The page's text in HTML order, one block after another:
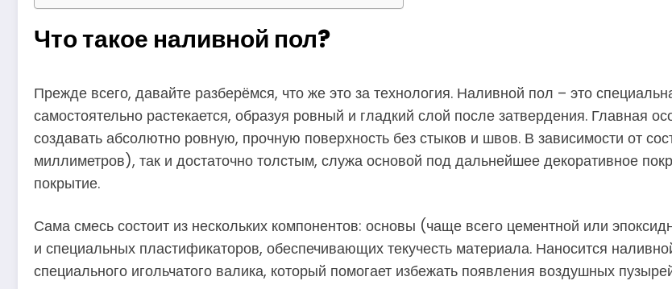
Что такое наливной пол?
Прежде всего, давайте разберёмся, что же это за технология. Наливной пол – это
самостоятельно растекается, образуя ровный и гладкий слой после затвердения. Главная
создавать абсолютно ровную, прочную поверхность без стыков и швов. В зависимости от
миллиметров), так и достаточно толстым, служа основой под дальнейшее декоративное
покрытие.
Сама смесь состоит из нескольких компонентов: основы (чаще всего цементной или
и специальных пластификаторов, обеспечивающих текучесть материала. Наносится
специального игольчатого валика, который помогает избежать появления воздушных